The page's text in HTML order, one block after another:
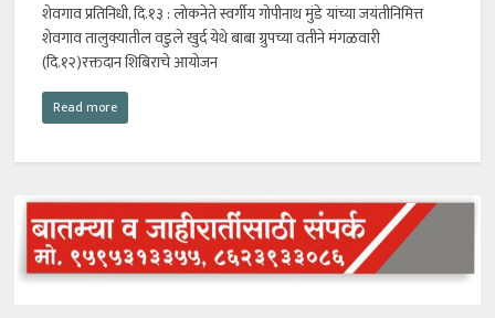
शेवगाव प्रतिनिधी, दि.१३ : लोकनेते स्वर्गीय गोपीनाथ मुंडे यांच्या जयंतीनिमित्त
शेवगाव तालुक्यातील वडुले खुर्द येथे बाबा ग्रुपच्या वतीने मंगळवारी
(दि.१२)रक्तदान शिबिराचे आयोजन
Read more